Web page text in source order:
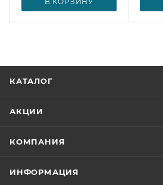
КАТАЛОГ
АКЦИИ
КОМПАНИЯ
ИНФОРМАЦИЯ